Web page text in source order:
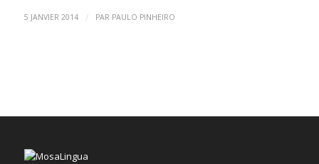
5 JANVIER 2014 / PAR PAULO PINHEIRO